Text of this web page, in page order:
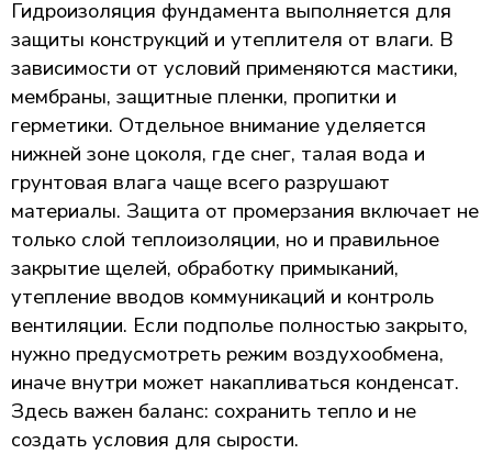
Гидроизоляция фундамента выполняется для
защиты конструкций и утеплителя от влаги. В
зависимости от условий применяются мастики,
мембраны, защитные пленки, пропитки и
герметики. Отдельное внимание уделяется
нижней зоне цоколя, где снег, талая вода и
грунтовая влага чаще всего разрушают
материалы. Защита от промерзания включает не
только слой теплоизоляции, но и правильное
закрытие щелей, обработку примыканий,
утепление вводов коммуникаций и контроль
вентиляции. Если подполье полностью закрыто,
нужно предусмотреть режим воздухообмена,
иначе внутри может накапливаться конденсат.
Здесь важен баланс: сохранить тепло и не
создать условия для сырости.